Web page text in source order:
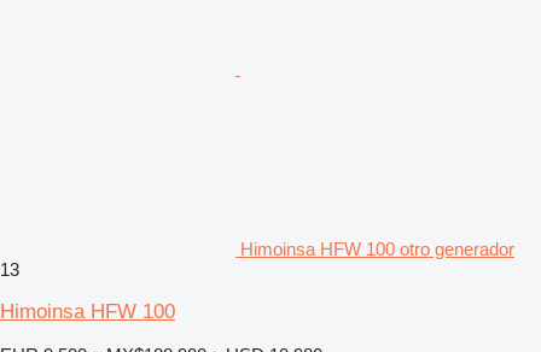
Himoinsa HFW 100 otro generador
13
Himoinsa HFW 100